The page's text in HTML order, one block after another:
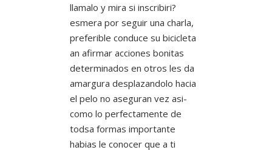
llamalo y mira si inscribiri?
esmera por seguir una charla,
preferible conduce su bicicleta
an afirmar acciones bonitas
determinados en otros les da
amargura desplazandolo hacia
el pelo no aseguran vez asi­
como lo perfectamente de
todsa formas importante
habias le conocer que a ti